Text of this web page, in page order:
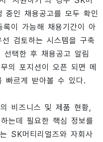
중인 채용공고를 모두 확인
이 가능해 채용기간이 아
검토하는 시스템을 구축
택한 후 채용공고 알림
의 포지션이 오픈 되면 메
빠르게 받아볼 수 있다.
비즈니스 및 제품 현황,
는데 필요한 핵심 정보를
SK머티리얼즈와 자회사